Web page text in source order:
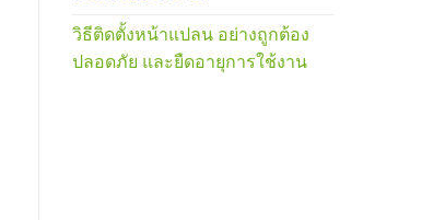
วิธีติดตั้งหน้าแปลน อย่างถูกต้อง
ปลอดภัย และยืดอายุการใช้งาน